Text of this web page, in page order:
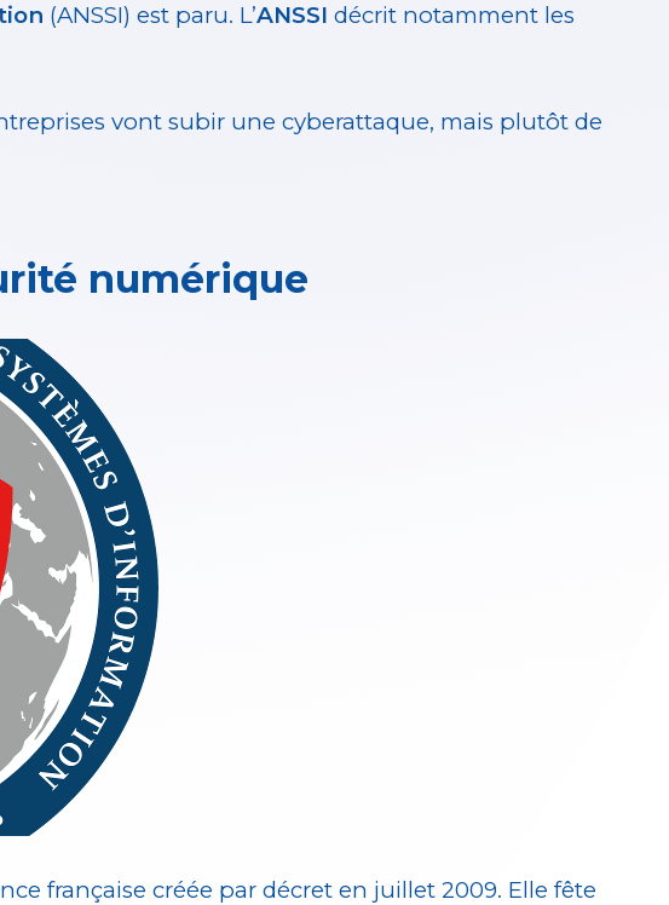
(ANSSI) est paru. L’ANSSI décrit notamment les
vont subir une cyberattaque, mais plutôt de
numérique
française créée par décret en juillet 2009. Elle fête